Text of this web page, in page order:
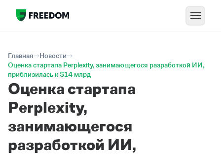
Главная
Новости
Оценка стартапа Perplexity, занимающегося разработкой ИИ,
приблизилась к $14 млрд
Оценка стартапа
Perplexity,
занимающегося
разработкой ИИ,